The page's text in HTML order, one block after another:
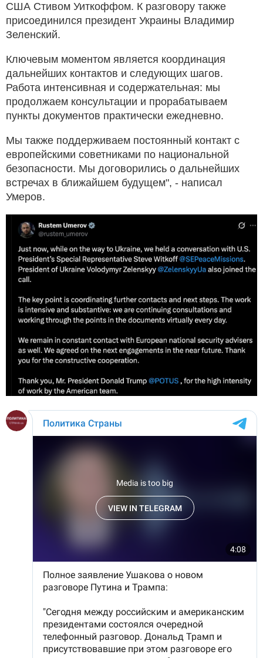
США Стивом Уиткоффом. К разговору также
присоединился президент Украины Владимир
Зеленский.
Ключевым моментом является координация
дальнейших контактов и следующих шагов.
Работа интенсивная и содержательная: мы
продолжаем консультации и прорабатываем
пункты документов практически ежедневно.
Мы также поддерживаем постоянный контакт с
европейскими советниками по национальной
безопасности. Мы договорились о дальнейших
встречах в ближайшем будущем", - написал
Умеров.